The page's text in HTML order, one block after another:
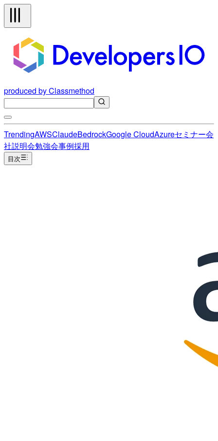
produced by Classmethod
TrendingAWSClaudeBedrockGoogle CloudAzureセミナー会
社説明会勉強会事例採用
目次